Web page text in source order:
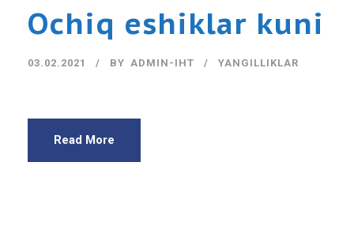
Ochiq eshiklar kuni
03.02.2021 BY ADMIN-IHT YANGILLIKLAR
Read More